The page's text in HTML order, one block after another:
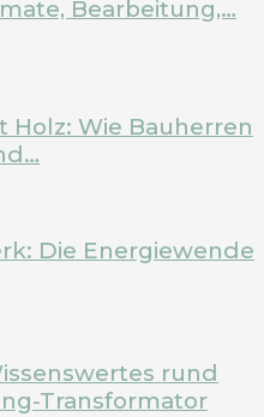
Bearbeitung,…
Holz: Wie Bauherren
Die Energiewende
rund
Transformator